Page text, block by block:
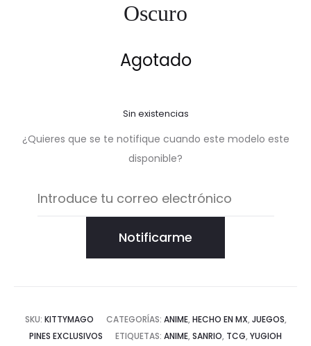
Oscuro
Agotado
Sin existencias
¿Quieres que se te notifique cuando este modelo este
disponible?
Notificarme
SKU: KITTYMAGO CATEGORÍAS: ANIME, HECHO EN MX, JUEGOS,
PINES EXCLUSIVOS
ETIQUETAS: ANIME, SANRIO, TCG, YUGIOH